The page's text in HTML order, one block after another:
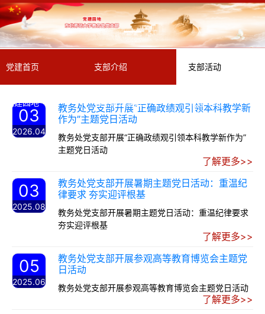
党建首页 支部介绍 支部活动
党建园地 教学政策速递 党建专栏
03
2026.04
教务处党支部开展“正确政绩观引领本科教学新
作为”主题党日活动
教务处党支部开展“正确政绩观引领本科教学新作为”
主题党日活动
了解更多>>
03
2025.08
教务处党支部开展暑期主题党日活动：重温纪
律要求 夯实迎评根基
教务处党支部开展暑期主题党日活动：重温纪律要求
夯实迎评根基
了解更多>>
05
2025.06
教务处党支部开展参观高等教育博览会主题党
日活动
教务处党支部开展参观高等教育博览会主题党日活动
了解更多>>